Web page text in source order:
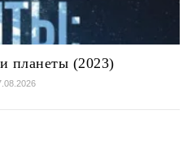
планеты (2023)